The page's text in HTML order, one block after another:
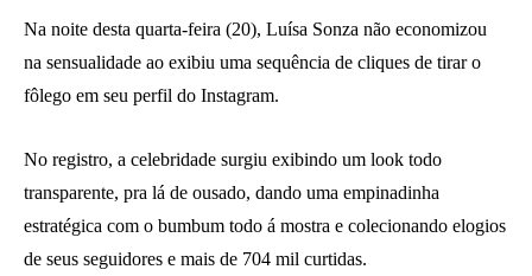
Na noite desta quarta-feira (20), Luísa Sonza não economizou
na sensualidade ao exibiu uma sequência de cliques de tirar o
fôlego em seu perfil do Instagram.
No registro, a celebridade surgiu exibindo um look todo
transparente, pra lá de ousado, dando uma empinadinha
estratégica com o bumbum todo á mostra e colecionando elogios
de seus seguidores e mais de 704 mil curtidas.